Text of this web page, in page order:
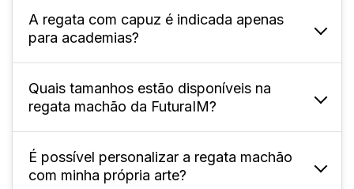
A FuturaIM oferece tamanhos adulto (P ao
XG) e infantil; confira especificamente na
página do produto.
A regata com capuz é indicada apenas
para academias?
Não, pode ser usada em colégios, eventos
esportivos, times, interclasses, festas e uso
casual.
Quais tamanhos estão disponíveis na
regata machão da FuturaIM?
Oferecemos tamanhos variados,
normalmente do P ao XL4, permitindo
É possível personalizar a regata machão
com minha própria arte?